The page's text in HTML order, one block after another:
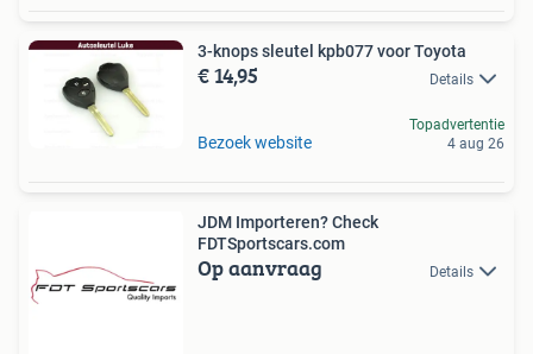
3-knops sleutel kpb077 voor Toyota
€ 14,95 Details
Bezoek website
Topadvertentie
4 aug 26
JDM Importeren? Check
FDTSportscars.com
Op aanvraag Details